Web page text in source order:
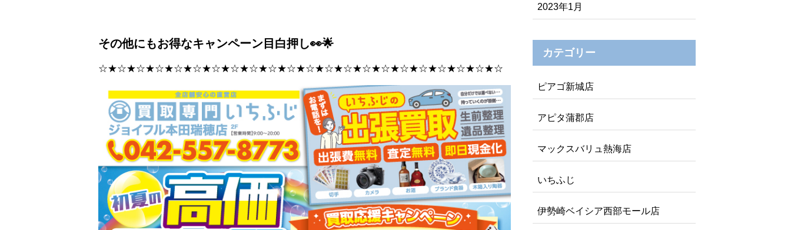
その他にもお得なキャンペーン目白押し👀🌟
☆★☆★☆★☆★☆★☆★☆★☆★☆★☆★☆★☆★☆★☆★☆★☆★☆★☆★☆★☆★☆★☆
2023年1月
カテゴリー
ピアゴ新城店
アピタ蒲郡店
マックスバリュ熱海店
いちふじ
伊勢崎ベイシア西部モール店